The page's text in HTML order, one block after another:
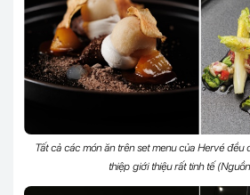
Tất cả các món ăn trên set menu của Hervé
thiệp giới thiệu rất tinh tế